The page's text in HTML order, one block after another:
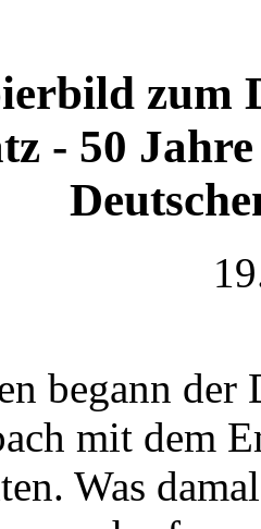
zum
- 50
begann
mit dem
Was